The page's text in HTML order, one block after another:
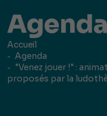
Agenda
Accueil
Agenda
"Venez jouer !" :
proposés par la